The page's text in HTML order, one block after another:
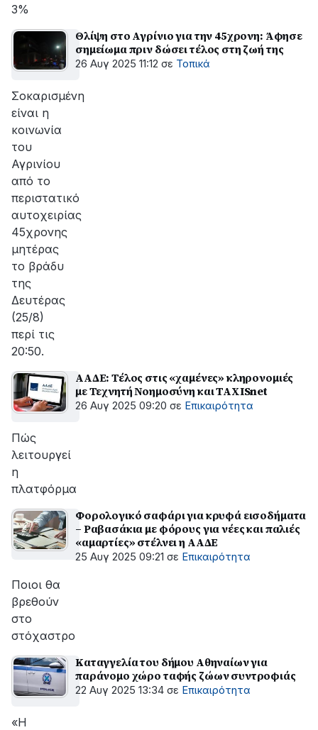
3%
Θλίψη στο Αγρίνιο για την 45χρονη: Άφησε
σημείωμα πριν δώσει τέλος στη ζωή της
26 Αυγ 2025 11:12 σε Τοπικά
Σοκαρισμένη
είναι η
κοινωνία
του
Αγρινίου
από το
περιστατικό
αυτοχειρίας
45χρονης
μητέρας
το βράδυ
της
Δευτέρας
(25/8)
περί τις
20:50.
ΑΑΔΕ: Τέλος στις «χαμένες» κληρονομιές
με Τεχνητή Νοημοσύνη και TAXISnet
26 Αυγ 2025 09:20 σε Επικαιρότητα
Πώς
λειτουργεί
η
πλατφόρμα
Φορολογικό σαφάρι για κρυφά εισοδήματα
– Ραβασάκια με φόρους για νέες και παλιές
«αμαρτίες» στέλνει η ΑΑΔΕ
25 Αυγ 2025 09:21 σε Επικαιρότητα
Ποιοι θα
βρεθούν
στο
στόχαστρο
Καταγγελία του δήμου Αθηναίων για
παράνομο χώρο ταφής ζώων συντροφιάς
22 Αυγ 2025 13:34 σε Επικαιρότητα
«Η